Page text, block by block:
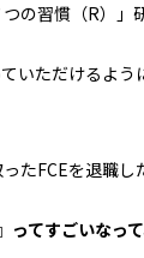
つの習慣（R）」
いただけるよう
たFCEを退職し
ってすごいなって